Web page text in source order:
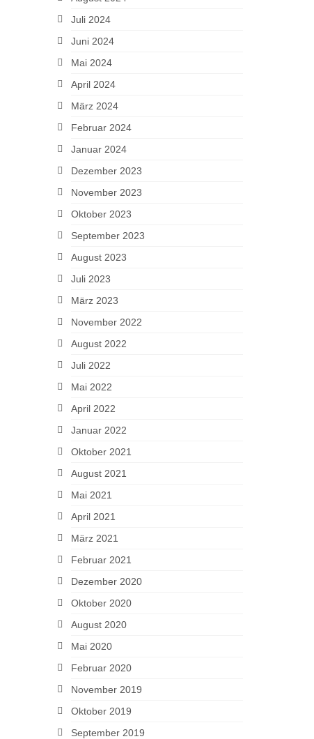
Juli 2024
Juni 2024
Mai 2024
April 2024
März 2024
Februar 2024
Januar 2024
Dezember 2023
November 2023
Oktober 2023
September 2023
August 2023
Juli 2023
März 2023
November 2022
August 2022
Juli 2022
Mai 2022
April 2022
Januar 2022
Oktober 2021
August 2021
Mai 2021
April 2021
März 2021
Februar 2021
Dezember 2020
Oktober 2020
August 2020
Mai 2020
Februar 2020
November 2019
Oktober 2019
September 2019